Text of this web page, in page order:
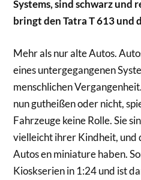
Systems, sind schwarz
bringt den Tatra T 613 und
Mehr als nur alte Autos.
eines untergegangenen
menschlichen
nun gutheißen oder nicht,
Fahrzeuge keine Rolle. Sie
vielleicht ihrer Kindheit, und
Autos en miniature haben.
Kioskserien in 1:24 und ist